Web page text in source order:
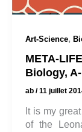
Art-Science,
META-
Biology,
ab /11 juillet
It is my
of the